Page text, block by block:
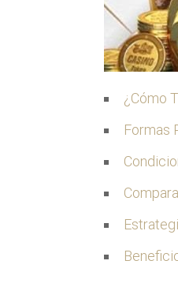
¿Cómo
Formas